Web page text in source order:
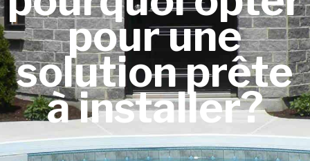
pour une
solution prête
à installer?